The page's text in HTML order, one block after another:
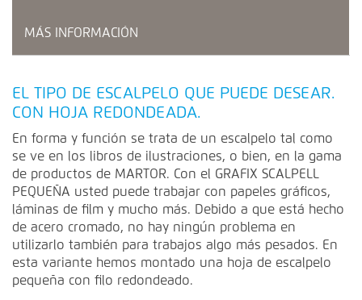
MÁS INFORMACIÓN
EL TIPO DE ESCALPELO QUE PUEDE DESEAR.
CON HOJA REDONDEADA.
En forma y función se trata de un escalpelo tal como
se ve en los libros de ilustraciones, o bien, en la gama
de productos de MARTOR. Con el GRAFIX SCALPELL
PEQUEÑA usted puede trabajar con papeles gráficos,
láminas de film y mucho más. Debido a que está hecho
de acero cromado, no hay ningún problema en
utilizarlo también para trabajos algo más pesados. En
esta variante hemos montado una hoja de escalpelo
pequeña con filo redondeado.